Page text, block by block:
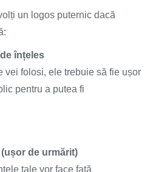
un logos puternic dacă
înțeles
vei folosi, ele trebuie să fie ușor
pentru a putea fi
de urmărit)
tale vor face față